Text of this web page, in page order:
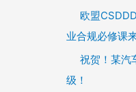
欧盟
业合规必修课
祝贺！某汽
级！